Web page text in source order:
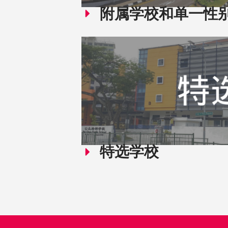
附属学校和单一性
特选学校